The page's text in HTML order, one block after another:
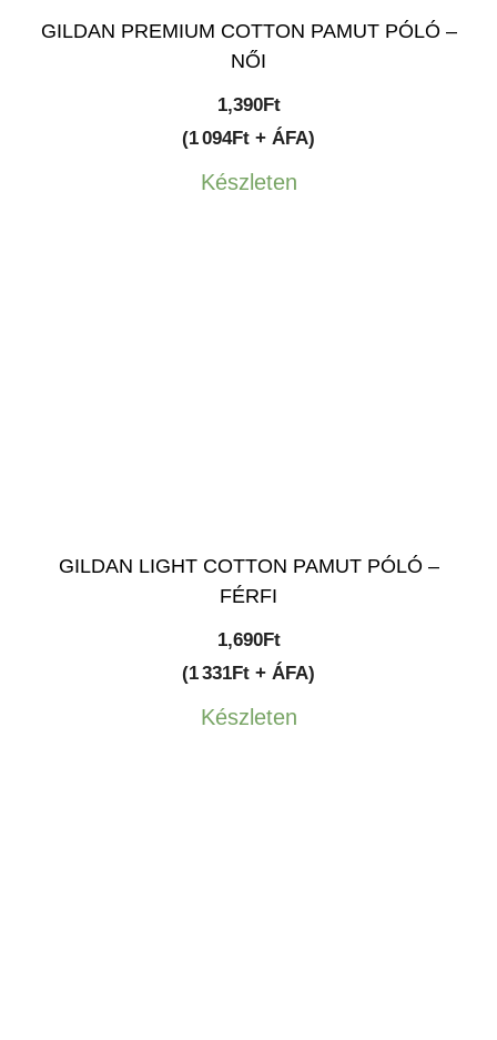
GILDAN PREMIUM COTTON PAMUT PÓLÓ –
NŐI
1,390Ft
(1 094Ft + ÁFA)
Készleten
GILDAN LIGHT COTTON PAMUT PÓLÓ –
FÉRFI
1,690Ft
(1 331Ft + ÁFA)
Készleten